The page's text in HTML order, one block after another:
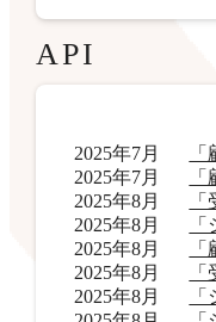
API
2025年7月
2025年7月
2025年8月
2025年8月
2025年8月
2025年8月
2025年8月